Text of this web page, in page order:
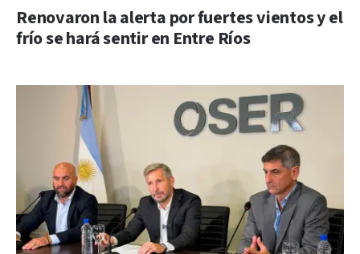
Renovaron la alerta por fuertes vientos y el
frío se hará sentir en Entre Ríos